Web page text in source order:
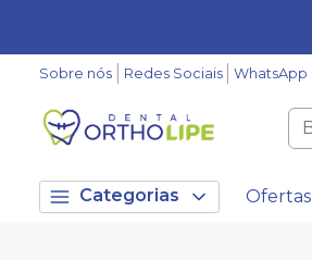
Sobre nós Redes Sociais WhatsApp
Categorias Ofertas